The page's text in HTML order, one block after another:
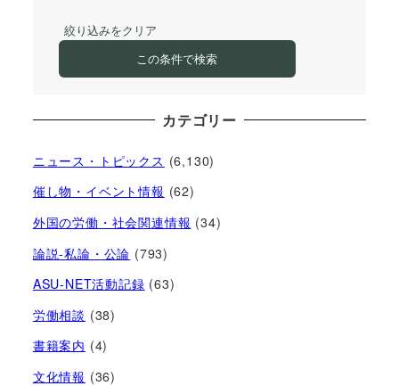
絞り込みをクリア
この条件で検索
カテゴリー
ニュース・トピックス (6,130)
催し物・イベント情報 (62)
外国の労働・社会関連情報 (34)
論説-私論・公論 (793)
ASU-NET活動記録 (63)
労働相談 (38)
書籍案内 (4)
文化情報 (36)